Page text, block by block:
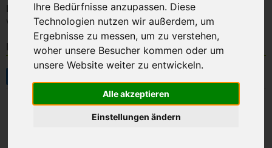
Ihre Bedürfnisse anzupassen. Diese
Technologien nutzen wir außerdem, um
Ergebnisse zu messen, um zu verstehen,
woher unsere Besucher kommen oder um
unsere Website weiter zu entwickeln.
Alle akzeptieren
Einstellungen ändern
Keine Anzeigen gefunden!
Versuche es mit anderen Suchbegriffen oder Filtereinstellungen.
Kategorien
Antiquitäten und Kunst